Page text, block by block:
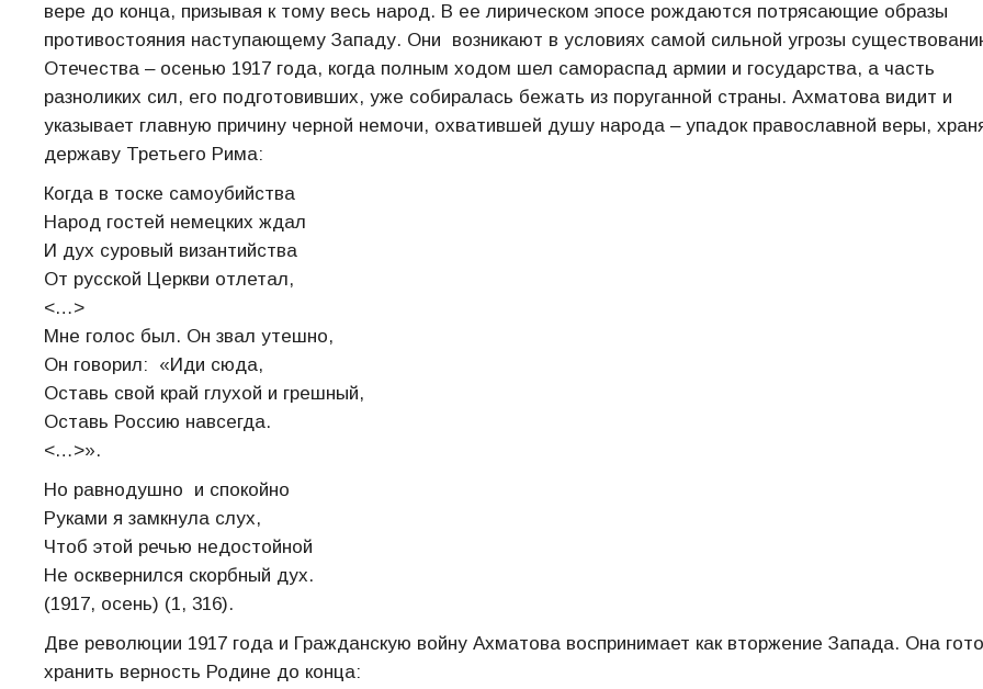
вере до конца, призывая к тому весь народ. В ее лирическом эпосе рождаются потрясающие образы
противостояния наступающему Западу. Они возникают в условиях самой сильной угрозы
Отечества ‒ осенью 1917 года, когда полным ходом шел самораспад армии и государства, а часть
разноликих сил, его подготовивших, уже собиралась бежать из поруганной страны. Ахматова видит и
указывает главную причину черной немочи, охватившей душу народа ‒ упадок православной веры,
державу Третьего Рима:
Когда в тоске самоубийства
Народ гостей немецких ждал
И дух суровый византийства
От русской Церкви отлетал,
<…>
Мне голос был. Он звал утешно,
Он говорил: «Иди сюда,
Оставь свой край глухой и грешный,
Оставь Россию навсегда.
<…>».
Но равнодушно и спокойно
Руками я замкнула слух,
Чтоб этой речью недостойной
Не осквернился скорбный дух.
(1917, осень) (1, 316).
Две революции 1917 года и Гражданскую войну Ахматова воспринимает как вторжение Запада. Она
хранить верность Родине до конца: